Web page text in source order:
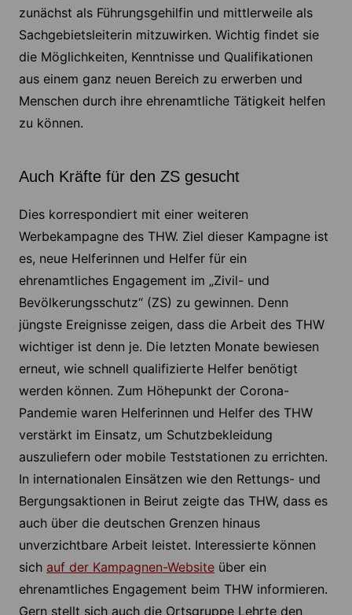
zunächst als Führungsgehilfin und mittlerweile als
Sachgebietsleiterin mitzuwirken. Wichtig findet sie
die Möglichkeiten, Kenntnisse und Qualifikationen
aus einem ganz neuen Bereich zu erwerben und
Menschen durch ihre ehrenamtliche Tätigkeit helfen
zu können.
Auch Kräfte für den ZS gesucht
Dies korrespondiert mit einer weiteren
Werbekampagne des THW. Ziel dieser Kampagne ist
es, neue Helferinnen und Helfer für ein
ehrenamtliches Engagement im „Zivil- und
Bevölkerungsschutz“ (ZS) zu gewinnen. Denn
jüngste Ereignisse zeigen, dass die Arbeit des THW
wichtiger ist denn je. Die letzten Monate bewiesen
erneut, wie schnell qualifizierte Helfer benötigt
werden können. Zum Höhepunkt der Corona-
Pandemie waren Helferinnen und Helfer des THW
verstärkt im Einsatz, um Schutzbekleidung
auszuliefern oder mobile Teststationen zu errichten.
In internationalen Einsätzen wie den Rettungs- und
Bergungsaktionen in Beirut zeigte das THW, dass es
auch über die deutschen Grenzen hinaus
unverzichtbare Arbeit leistet. Interessierte können
sich auf der Kampagnen-Websiteüber ein
ehrenamtliches Engagement beim THW informieren.
Gern stellt sich auch die Ortsgruppe Lehrte den